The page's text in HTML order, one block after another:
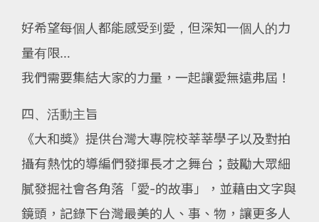
好希望每個人都能感受到愛，但深知一個人的力
量有限…
我們需要集結大家的力量，一起讓愛無遠弗屆！
四、活動主旨
《大和獎》提供台灣大專院校莘莘學子以及對拍
攝有熱忱的導編們發揮長才之舞台；鼓勵大眾細
膩發掘社會各角落「愛-的故事」，並藉由文字與
鏡頭，記錄下台灣最美的人、事、物，讓更多人